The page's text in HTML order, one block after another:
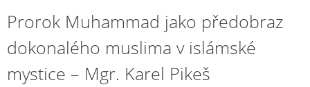
Prorok Muhammad jako předobraz
dokonalého muslima v islámské
mystice – Mgr. Karel Pikeš